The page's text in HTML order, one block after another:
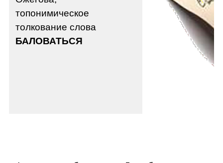
топонимическое
толкование слова
БАЛОВАТЬСЯ